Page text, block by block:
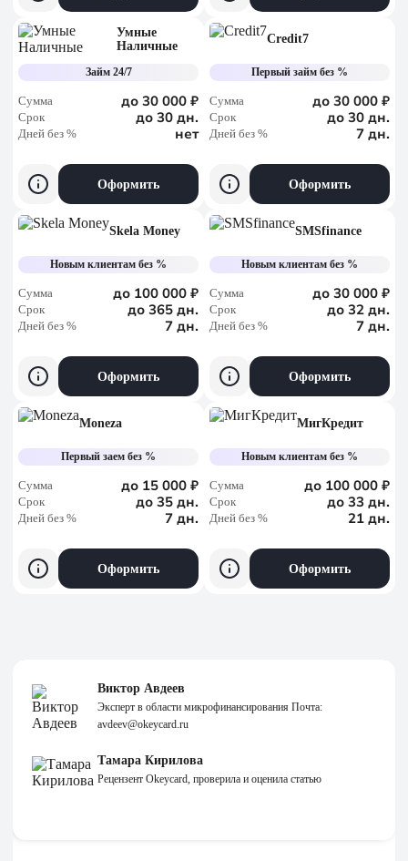
Умные
Наличные
Займ 24/7
Сумма до 30 000 ₽
Срок до 30 дн.
Дней без % нет
Оформить
Credit7
Первый займ без %
Сумма до 30 000 ₽
Срок до 30 дн.
Дней без % 7 дн.
Оформить
Skela Money
Новым клиентам без %
Сумма до 100 000 ₽
Срок до 365 дн.
Дней без % 7 дн.
Оформить
SMSfinance
Новым клиентам без %
Сумма до 30 000 ₽
Срок до 32 дн.
Дней без % 7 дн.
Оформить
Moneza
Первый заем без %
Сумма до 15 000 ₽
Срок до 35 дн.
Дней без % 7 дн.
Оформить
МигКредит
Новым клиентам без %
Сумма до 100 000 ₽
Срок до 33 дн.
Дней без % 21 дн.
Оформить
Виктор Авдеев
Эксперт в области микрофинансирования Почта:
avdeev@okeycard.ru
Тамара Кирилова
Рецензент Okeycard, проверила и оценила статью